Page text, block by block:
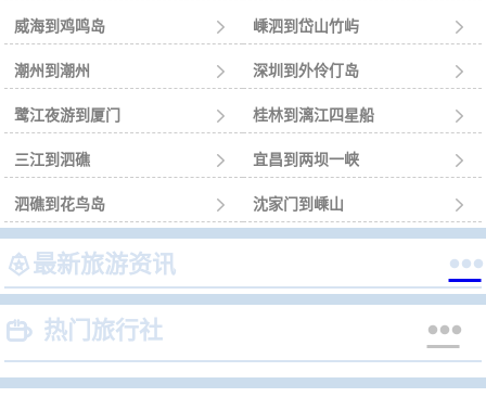
威海到鸡鸣岛  嵊泗到岱山竹屿 
潮州到潮州  深圳到外伶仃岛 
鹭江夜游到厦门  桂林到漓江四星船 
三江到泗礁  宜昌到两坝一峡 
泗礁到花鸟岛  沈家门到嵊山 
最新旅游资讯 
 热门旅行社 